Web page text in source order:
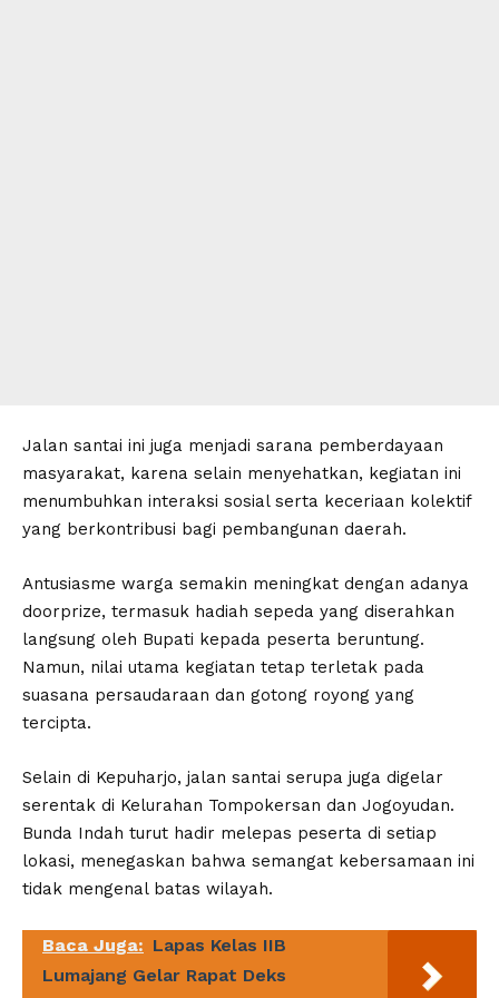
Jalan santai ini juga menjadi sarana pemberdayaan
masyarakat, karena selain menyehatkan, kegiatan ini
menumbuhkan interaksi sosial serta keceriaan kolektif
yang berkontribusi bagi pembangunan daerah.
Antusiasme warga semakin meningkat dengan adanya
doorprize, termasuk hadiah sepeda yang diserahkan
langsung oleh Bupati kepada peserta beruntung.
Namun, nilai utama kegiatan tetap terletak pada
suasana persaudaraan dan gotong royong yang
tercipta.
Selain di Kepuharjo, jalan santai serupa juga digelar
serentak di Kelurahan Tompokersan dan Jogoyudan.
Bunda Indah turut hadir melepas peserta di setiap
lokasi, menegaskan bahwa semangat kebersamaan ini
tidak mengenal batas wilayah.
Baca Juga: Lapas Kelas IIB
Lumajang Gelar Rapat Deks